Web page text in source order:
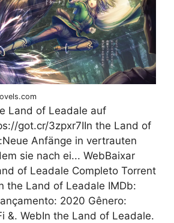
Land of Leadale auf
got.cr/3zpxr7IIn the Land of
Anfänge in vertrauten
sie nach ei... WebBaixar
of Leadale Completo Torrent
the Land of Leadale IMDb:
2020 Gênero:
&. WebIn the Land of Leadale.